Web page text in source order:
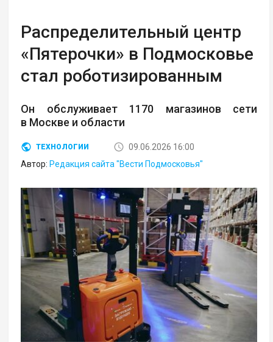
Распределительный центр
«Пятерочки» в Подмосковье
стал роботизированным
Он обслуживает 1170 магазинов сети
в Москве и области
ТЕХНОЛОГИИ
09.06.2026 16:00
Автор: Редакция сайта "Вести Подмосковья"